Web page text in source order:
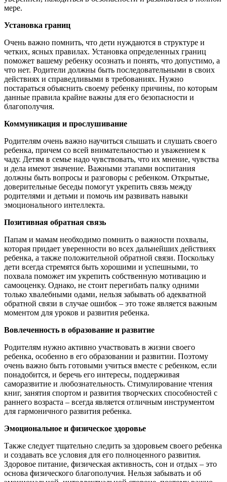
мере.
Установка границ
Очень важно помнить, что дети нуждаются в структуре и
четких, ясных правилах. Установка определенных границ
поможет вашему ребенку осознать и понять, что допустимо, а
что нет. Родители должны быть последовательными в своих
действиях и справедливыми в требованиях. Нужно
постараться объяснить своему ребенку причины, по которым
данные правила крайне важны для его безопасности и
благополучия.
Коммуникация и прослушивание
Родителям очень важно научиться слышать и слушать своего
ребенка, причем со всей внимательностью и уважением к
чаду. Детям в семье надо чувствовать, что их мнение, чувства
и дела имеют значение. Важными этапами воспитания
должны быть вопросы и разговоры с ребенком. Открытые,
доверительные беседы помогут укрепить связь между
родителями и детьми и помочь им развивать навыки
эмоционального интеллекта.
Позитивная обратная связь
Папам и мамам необходимо помнить о важности похвалы,
которая придает уверенности во всех дальнейших действиях
ребенка, а также положительной обратной связи. Поскольку
дети всегда стремятся быть хорошими и успешными, то
похвала поможет им укрепить собственную мотивацию и
самооценку. Однако, не стоит перегибать палку одними
только хвалебными одами, нельзя забывать об адекватной
обратной связи в случае ошибок – это тоже является важным
моментом для уроков и развития ребенка.
Вовлеченность в образование и развитие
Родителям нужно активно участвовать в жизни своего
ребенка, особенно в его образовании и развитии. Поэтому
очень важно быть готовыми учиться вместе с ребенком, если
понадобится, и беречь его интересы, поддерживая
саморазвитие и любознательность. Стимулирование чтения
книг, занятия спортом и развития творческих способностей с
раннего возраста – всегда является отличным инструментом
для гармоничного развития ребенка.
Эмоциональное и физическое здоровье
Также следует тщательно следить за здоровьем своего ребенка
и создавать все условия для его полноценного развития.
Здоровое питание, физическая активность, сон и отдых – это
основа физического благополучия. Нельзя забывать и об